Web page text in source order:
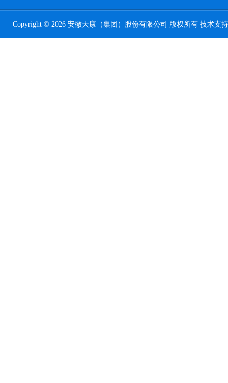
Copyright © 2026 安徽天康（集团）股份有限公司 版权所有 技术支